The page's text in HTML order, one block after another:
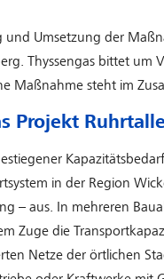
und Umsetzung der
Thyssengas bittet um
Maßnahme steht im
Projekt
in der Region
– aus. In mehreren
Zuge die
Netze der örtlichen